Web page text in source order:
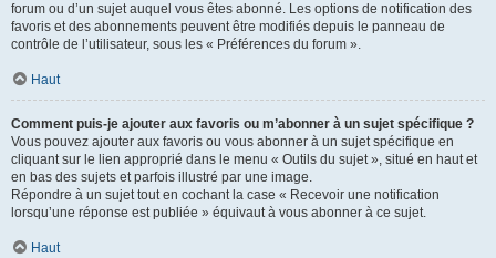
forum ou d’un sujet auquel vous êtes abonné. Les options de notification des
favoris et des abonnements peuvent être modifiés depuis le panneau de
contrôle de l’utilisateur, sous les « Préférences du forum ».
Haut
Comment puis-je ajouter aux favoris ou m’abonner à un sujet spécifique ?
Vous pouvez ajouter aux favoris ou vous abonner à un sujet spécifique en
cliquant sur le lien approprié dans le menu « Outils du sujet », situé en haut et
en bas des sujets et parfois illustré par une image.
Répondre à un sujet tout en cochant la case « Recevoir une notification
lorsqu’une réponse est publiée » équivaut à vous abonner à ce sujet.
Haut